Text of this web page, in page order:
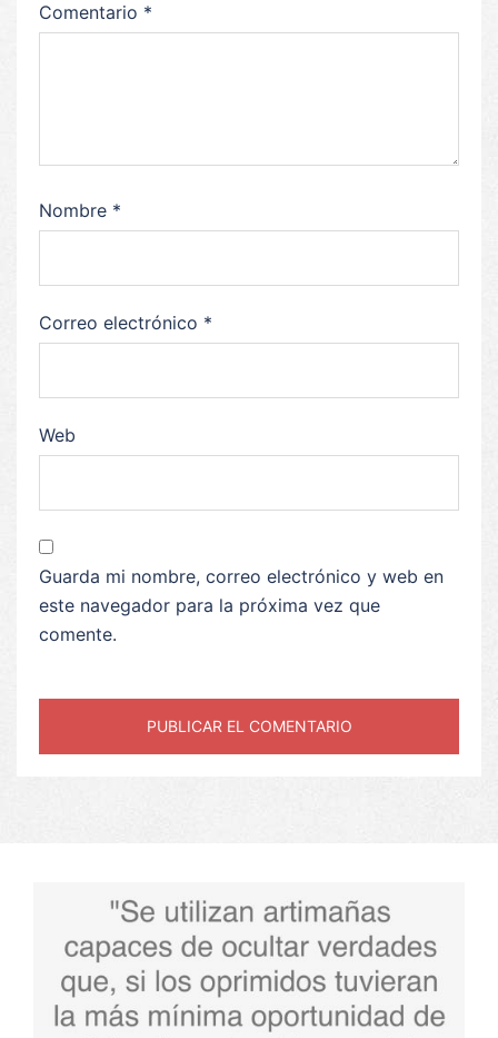
Comentario *
Nombre *
Correo electrónico *
Web
Guarda mi nombre, correo electrónico y web en
este navegador para la próxima vez que
comente.